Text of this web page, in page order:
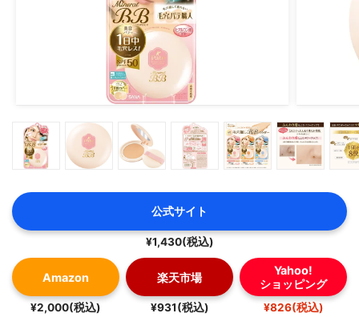
公式サイト
¥1,430(税込)
Amazon
¥2,000(税込)
楽天市場
¥931(税込)
Yahoo!
ショッピング
¥826(税込)